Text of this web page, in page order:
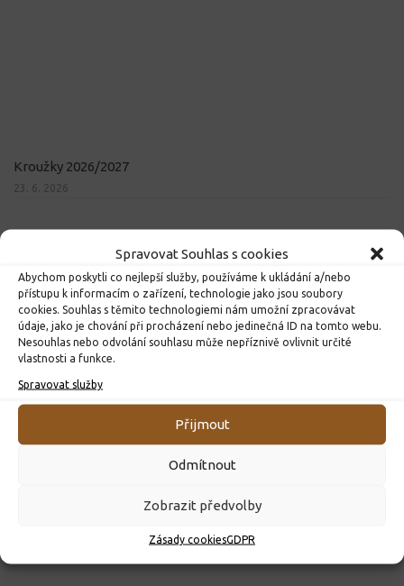
Spravovat Souhlas s cookies
Abychom poskytli co nejlepší služby, používáme k ukládání a/nebo
přístupu k informacím o zařízení, technologie jako jsou soubory
cookies. Souhlas s těmito technologiemi nám umožní zpracovávat
údaje, jako je chování při procházení nebo jedinečná ID na tomto webu.
Nesouhlas nebo odvolání souhlasu může nepříznivě ovlivnit určité
vlastnosti a funkce.
Spravovat služby
Přijmout
Odmítnout
Zobrazit předvolby
Zásady cookiesGDPR
Kroužky 2026/2027
23. 6. 2026